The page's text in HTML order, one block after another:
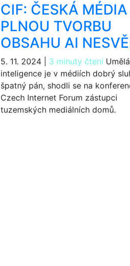
CIF: ČESKÁ MÉDIA
PLNOU TVORBU
OBSAHU AI
5. 11. 2024 3 minuty čtení Umělá
inteligence je v médiích dobrý
špatný pán, shodli se na
Czech Internet Forum zástupci
tuzemských mediálních domů.